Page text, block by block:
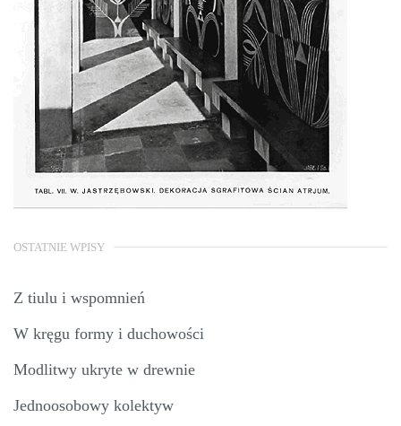
OSTATNIE WPISY
Z tiulu i wspomnień
W kręgu formy i duchowości
Modlitwy ukryte w drewnie
Jednoosobowy kolektyw